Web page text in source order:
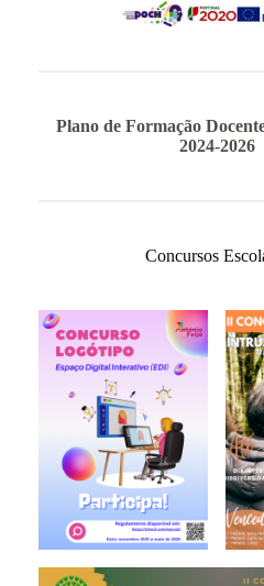
Plano de Formação
2024-2026
Concursos